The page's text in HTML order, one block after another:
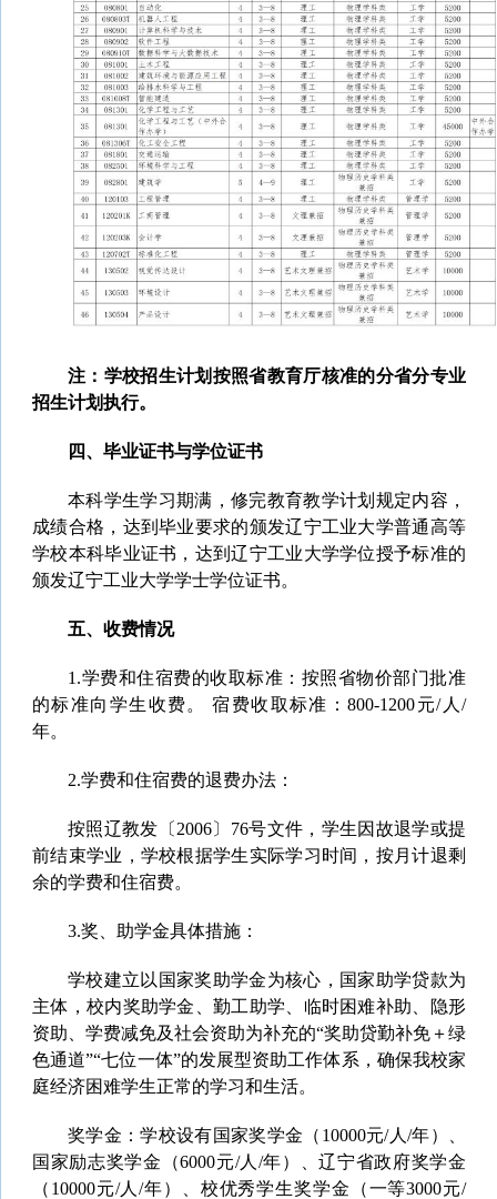
注： 学校招生计划按照省教育厅核准的分省分专业
招生计划执行。
四、毕业证书与学位证书
本科学生学习期满，修完教育教学计划规定内容，
成绩合格，达到毕业要求的颁发辽宁工业大学普通高等
学校本科毕业证书，达到辽宁工业大学学位授予标准的
颁发辽宁工业大学学士学位证书。
五、收费情况
1.学费和住宿费的收取标准：按照省物价部门批准
的标准向学生收费。 宿费收取标准：800-1200元/人/
年。
2.学费和住宿费的退费办法：
按照辽教发〔2006〕76号文件，学生因故退学或提
前结束学业，学校根据学生实际学习时间，按月计退剩
余的学费和住宿费。
3.奖、助学金具体措施：
学校建立以国家奖助学金为核心，国家助学贷款为
主体，校内奖助学金、勤工助学、临时困难补助、隐形
资助、学费减免及社会资助为补充的“奖助贷勤补免＋绿
色通道”“七位一体”的发展型资助工作体系，确保我校家
庭经济困难学生正常的学习和生活。
奖学金：学校设有国家奖学金（10000元/人/年）、
国家励志奖学金（6000元/人/年）、辽宁省政府奖学金
（10000元/人/年）、校优秀学生奖学金（一等3000元/